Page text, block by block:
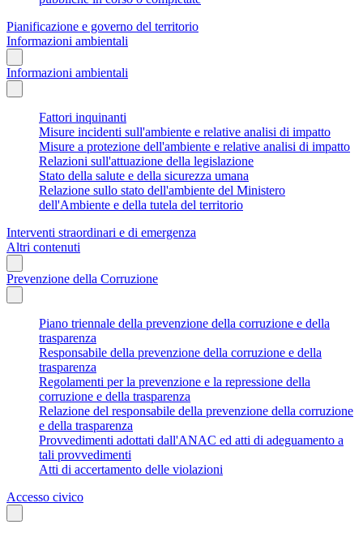
Pianificazione e governo del territorio
Informazioni ambientali
Informazioni ambientali
Fattori inquinanti
Misure incidenti sull'ambiente e relative analisi di impatto
Misure a protezione dell'ambiente e relative analisi di impatto
Relazioni sull'attuazione della legislazione
Stato della salute e della sicurezza umana
Relazione sullo stato dell'ambiente del Ministero
dell'Ambiente e della tutela del territorio
Interventi straordinari e di emergenza
Altri contenuti
Prevenzione della Corruzione
Piano triennale della prevenzione della corruzione e della
trasparenza
Responsabile della prevenzione della corruzione e della
trasparenza
Regolamenti per la prevenzione e la repressione della
corruzione e della trasparenza
Relazione del responsabile della prevenzione della corruzione
e della trasparenza
Provvedimenti adottati dall'ANAC ed atti di adeguamento a
tali provvedimenti
Atti di accertamento delle violazioni
Accesso civico